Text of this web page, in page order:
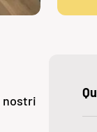
nostri